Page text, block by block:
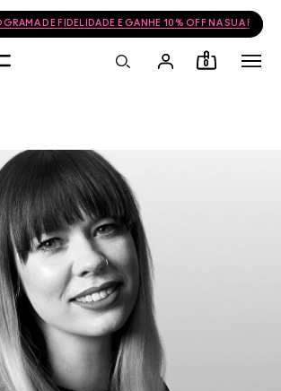
DE FIDELIDADE E GANHE 10% OFF NA SUA
0